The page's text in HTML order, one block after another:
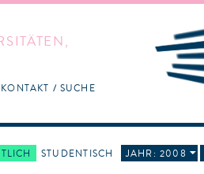
KONTAKT SUCHE
STUDENTISCH JAHR: 2008